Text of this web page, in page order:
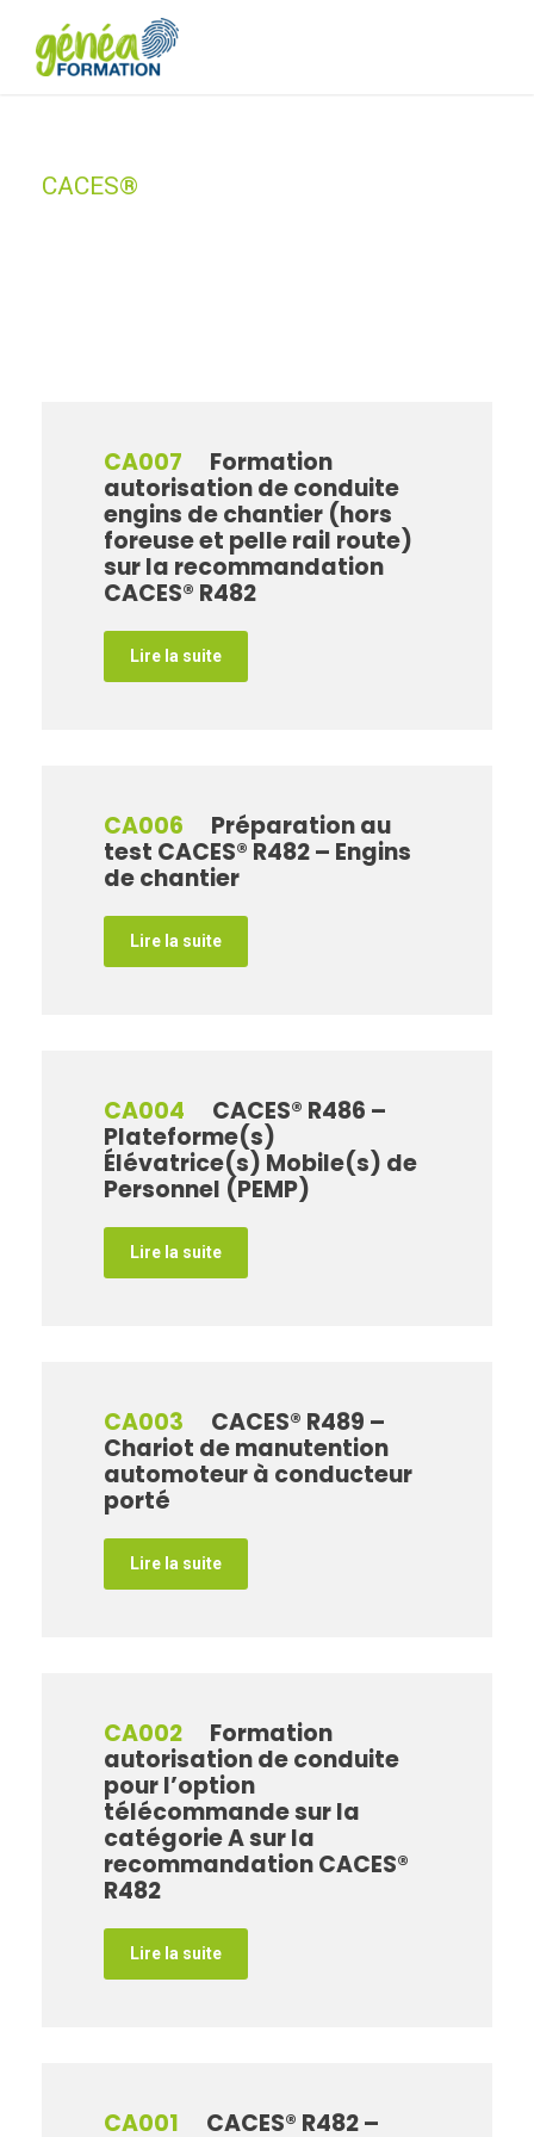
CACES®
CA007
Formation
autorisation de conduite
engins de chantier (hors
foreuse et pelle rail route)
sur la recommandation
CACES® R482
Lire la suite
CA006
Préparation au
test CACES® R482 – Engins
de chantier
Lire la suite
CA004
CACES® R486 –
Plateforme(s)
Élévatrice(s) Mobile(s) de
Personnel (PEMP)
Lire la suite
CA003
CACES® R489 –
Chariot de manutention
automoteur à conducteur
porté
Lire la suite
CA002
Formation
autorisation de conduite
pour l’option
télécommande sur la
catégorie A sur la
recommandation CACES®
R482
Lire la suite
CA001
CACES® R482 –